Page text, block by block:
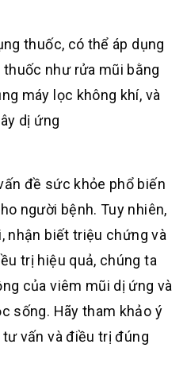
thuốc, có thể áp dụng
như rửa mũi bằng
máy lọc không khí, và
dị ứng
đề sức khỏe phổ biến
người bệnh. Tuy nhiên,
nhận biết triệu chứng và
trị hiệu quả, chúng ta
của viêm mũi dị ứng và
sống. Hãy tham khảo ý
vấn và điều trị đúng